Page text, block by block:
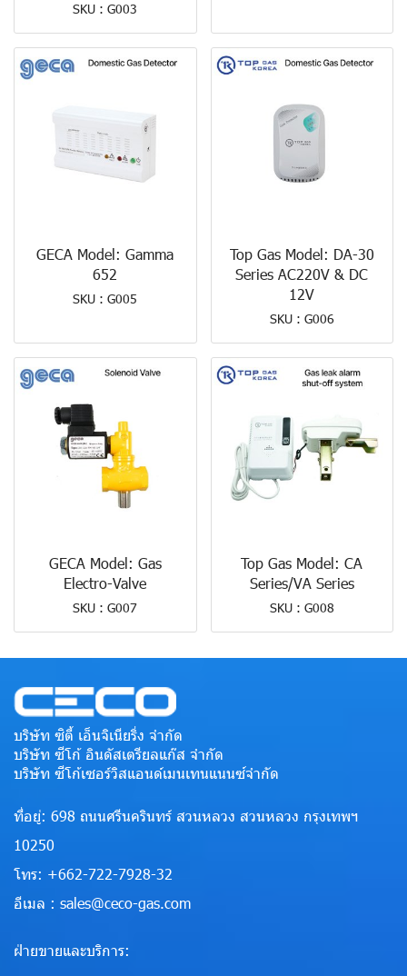
SKU : G003
GECA Model: Gamma
652
SKU : G005
Top Gas Model: DA-30
Series AC220V & DC
12V
SKU : G006
GECA Model: Gas
Electro-Valve
SKU : G007
Top Gas Model: CA
Series/VA Series
SKU : G008
บริษัท ซิตี้ เอ็นจิเนียริ่ง จำกัด
บริษัท ซีโก้ อินดัสเตรียลแก๊ส จำกัด
บริษัท ซีโก้เซอร์วิสแอนด์เมนเทนแนนซ์จำกัด
ที่อยู่: 698 ถนนศรีนครินทร์ สวนหลวง สวนหลวง กรุงเทพฯ
10250
โทร: +662-722-7928-32
อีเมล : sales@ceco-gas.com
ฝ่ายขายและบริการ: